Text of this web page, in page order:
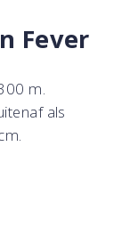
Fever
m.
als